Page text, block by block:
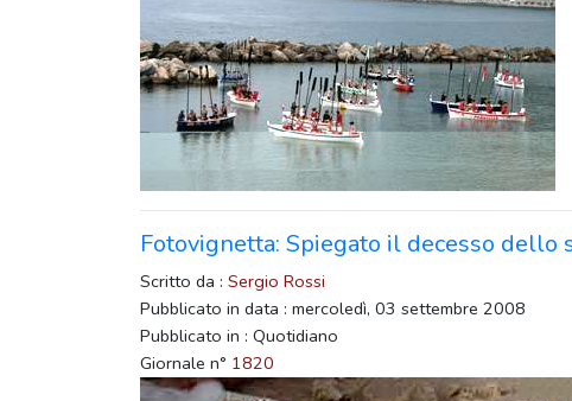
Fotovignetta: Spiegato il decesso dello
Scritto da : Sergio Rossi
Pubblicato in data : mercoledì, 03 settembre 2008
Pubblicato in : Quotidiano
Giornale n° 1820